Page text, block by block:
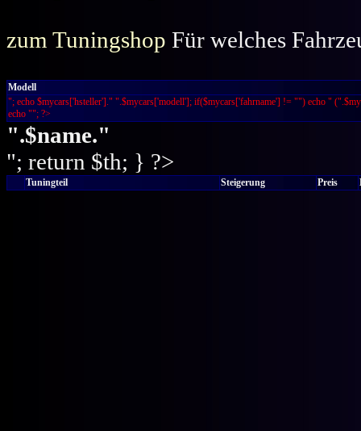
zum Tuningshop Für welches
Modell
"; echo $mycars['hsteller']." ".$mycars['modell']; if($mycars['fahrname'] != "") echo "
echo ""; ?>
".$name."
"; return $th; } ?>
Tuningteil Steigerung Preis